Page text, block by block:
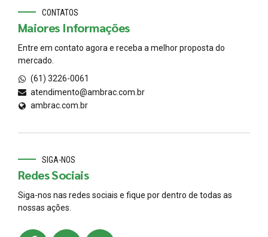
CONTATOS
Maiores Informações
Entre em contato agora e receba a melhor proposta do
mercado.
(61) 3226-0061
atendimento@ambrac.com.br
ambrac.com.br
SIGA-NOS
Redes Sociais
Siga-nos nas redes sociais e fique por dentro de todas as
nossas ações.